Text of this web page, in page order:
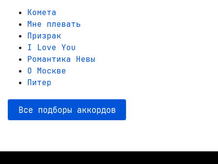
Комета
Мне плевать
Призрак
I Love You
Романтика Невы
О Москве
Питер
Все подборы аккордов